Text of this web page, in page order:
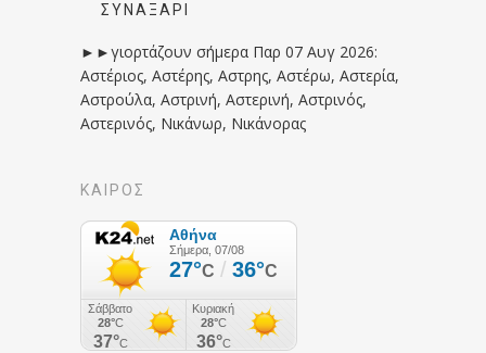
ΣΥΝΑΞΆΡΙ
►►γιορτάζουν σήμερα Παρ 07 Αυγ 2026:
Αστέριος, Αστέρης, Αστρης, Αστέρω, Αστερία,
Αστρούλα, Αστρινή, Αστερινή, Αστρινός,
Αστερινός, Νικάνωρ, Νικάνορας
ΚΑΙΡΟΣ